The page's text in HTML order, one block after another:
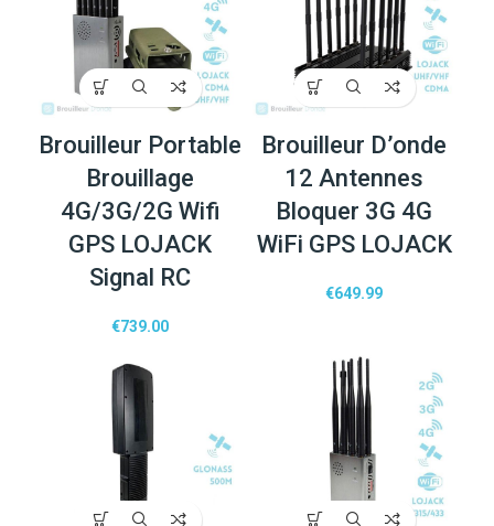
Brouilleur Portable
Brouillage
4G/3G/2G Wifi
GPS LOJACK
Signal RC
€739.00
Brouilleur D’onde
12 Antennes
Bloquer 3G 4G
WiFi GPS LOJACK
€649.99